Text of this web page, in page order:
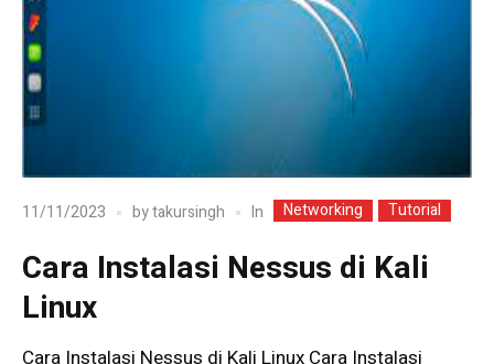
11/11/2023 bytakursingh In Networking Tutorial
Cara Instalasi Nessus di Kali
Linux
Cara Instalasi Nessus di Kali Linux Cara Instalasi